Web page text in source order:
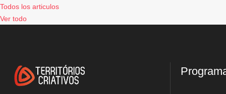
Todos los articulos
Ver todo